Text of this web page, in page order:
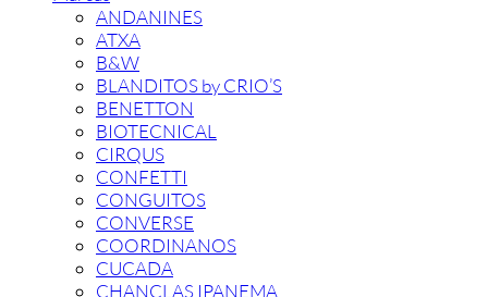
ANDANINES
ATXA
B&W
BLANDITOS by CRIO’S
BENETTON
BIOTECNICAL
CIRQUS
CONFETTI
CONGUITOS
CONVERSE
COORDINANOS
CUCADA
CHANCLAS IPANEMA